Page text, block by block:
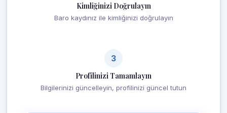
Kimliğinizi Doğrulayın
Baro kaydınız ile kimliğinizi doğrulayın
3
Profilinizi Tamamlayın
Bilgilerinizi güncelleyin, profilinizi güncel tutun